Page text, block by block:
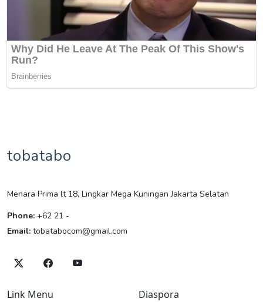
tobatabo
Menara Prima lt 18, Lingkar Mega Kuningan Jakarta Selatan
Phone: +62 21 -
Email: tobatabocom@gmail.com
Link Menu Diaspora